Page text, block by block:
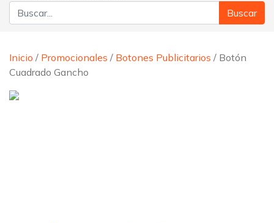
Buscar:
Inicio / Promocionales / Botones Publicitarios / Botón
Cuadrado Gancho